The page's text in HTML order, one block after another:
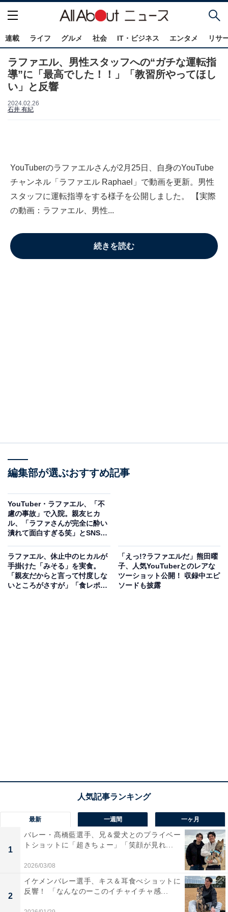
連載 ライフ グルメ 社会 IT・ビジネス エンタメ リサ
ラファエル、男性スタッフへの“ガチな運転指
導”に「最高でした！！」「教習所やってほし
い」と反響
2024.02.26
石井 有紀
YouTuberのラファエルさんが2月25日、自身のYouTube
チャンネル「ラファエル Raphael」で動画を更新。男性
スタッフに運転指導をする様子を公開しました。 【実際
の動画：ラファエル、男性...
続きを読む
編集部が選ぶおすすめ記事
YouTuber・ラファエル、「不
慮の事故」で入院。親友ヒカ
ル、「ラファさんが完全に酔い
潰れて面白すぎる笑」とSNS投
ラファエル、休止中のヒカルが
手掛けた「みそる」を実食。
「親友だからと言って忖度しな
いところがさすが」「食レポガ
「えっ!?ラファエルだ」熊田曜
子、人気YouTuberとのレアな
ツーショット公開！ 収録中エピ
ソードも披露
最新 一週間 一ヶ月
1
バレー・髙橋藍選手、兄＆愛犬とのプライベー
トショットに「超きちょー」「笑顔が見れ...
2026/03/08
2
イケメンバレー選手、キス＆耳食べショットに
反響！ 「なんなのーこのイチャイチャ感...